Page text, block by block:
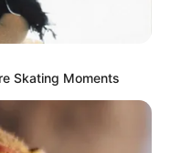
de Gabriel
Skating Moments